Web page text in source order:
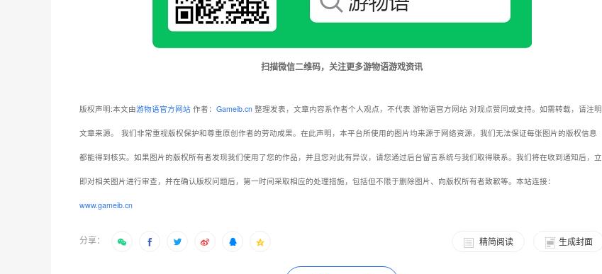
扫描微信二维码，关注更多游物语游戏资讯
版权声明:本文由游物语官方网站 作者： Gameib.cn 整理发表，文章内容系作者个人观点，不代表 游物语官方网站 对观点赞同或支持。如需转载，请注明
文章来源。 我们非常重视版权保护和尊重原创作者的劳动成果。在此声明，本平台所使用的图片均来源于网络资源，我们无法保证每张图片的版权信息
都能得到核实。如果图片的版权所有者发现我们使用了您的作品，并且您对此有异议，请您通过后台留言系统与我们取得联系。我们将在收到通知后，立
即对相关图片进行审查，并在确认版权问题后，第一时间采取相应的处理措施，包括但不限于删除图片、向版权所有者致歉等。本站连接：
www.gameib.cn
分享： 生成封面
精简阅读